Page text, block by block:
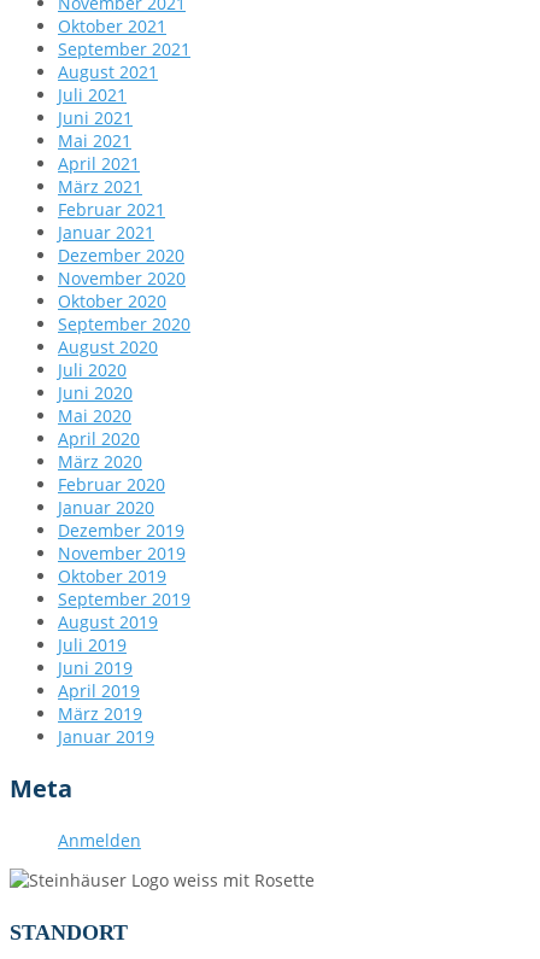
Oktober 2021
September 2021
August 2021
Juli 2021
Juni 2021
Mai 2021
April 2021
März 2021
Februar 2021
Januar 2021
Dezember 2020
November 2020
Oktober 2020
September 2020
August 2020
Juli 2020
Juni 2020
Mai 2020
April 2020
März 2020
Februar 2020
Januar 2020
Dezember 2019
November 2019
Oktober 2019
September 2019
August 2019
Juli 2019
Juni 2019
April 2019
März 2019
Januar 2019
Meta
Anmelden
STANDORT